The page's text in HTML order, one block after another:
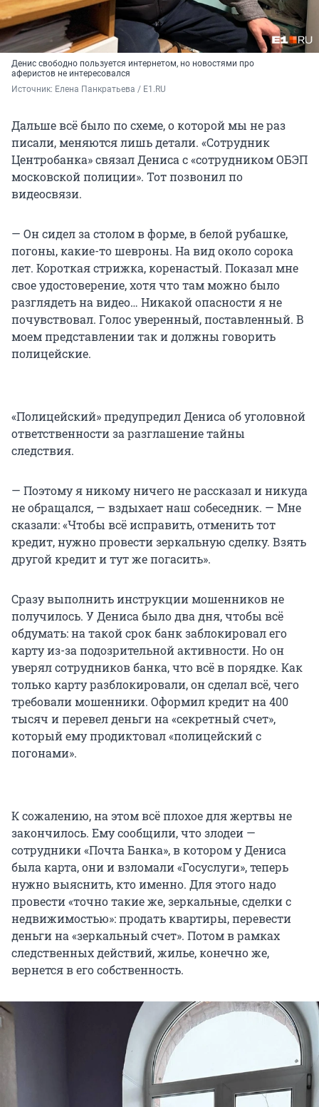
Денис свободно пользуется интернетом, но новостями про
аферистов не интересовался
Источник: Елена Панкратьева / E1.RU
Дальше всё было по схеме, о которой мы не раз
писали, меняются лишь детали. «Сотрудник
Центробанка» связал Дениса с «сотрудником ОБЭП
московской полиции». Тот позвонил по
видеосвязи.
— Он сидел за столом в форме, в белой рубашке,
погоны, какие-то шевроны. На вид около сорока
лет. Короткая стрижка, коренастый. Показал мне
свое удостоверение, хотя что там можно было
разглядеть на видео… Никакой опасности я не
почувствовал. Голос уверенный, поставленный. В
моем представлении так и должны говорить
полицейские.
«Полицейский» предупредил Дениса об уголовной
ответственности за разглашение тайны
следствия.
— Поэтому я никому ничего не рассказал и никуда
не обращался, — вздыхает наш собеседник. — Мне
сказали: «Чтобы всё исправить, отменить тот
кредит, нужно провести зеркальную сделку. Взять
другой кредит и тут же погасить».
Сразу выполнить инструкции мошенников не
получилось. У Дениса было два дня, чтобы всё
обдумать: на такой срок банк заблокировал его
карту из-за подозрительной активности. Но он
уверял сотрудников банка, что всё в порядке. Как
только карту разблокировали, он сделал всё, чего
требовали мошенники. Оформил кредит на 400
тысяч и перевел деньги на «секретный счет»,
который ему продиктовал «полицейский с
погонами».
К сожалению, на этом всё плохое для жертвы не
закончилось. Ему сообщили, что злодеи —
сотрудники «Почта Банка», в котором у Дениса
была карта, они и взломали «Госуслуги», теперь
нужно выяснить, кто именно. Для этого надо
провести «точно такие же, зеркальные, сделки с
недвижимостью»: продать квартиры, перевести
деньги на «зеркальный счет». Потом в рамках
следственных действий, жилье, конечно же,
вернется в его собственность.